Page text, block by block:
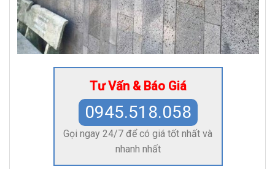
Tư Vấn & Báo Giá
0945.518.058
Gọi ngay 24/7 để có giá tốt nhất và
nhanh nhất